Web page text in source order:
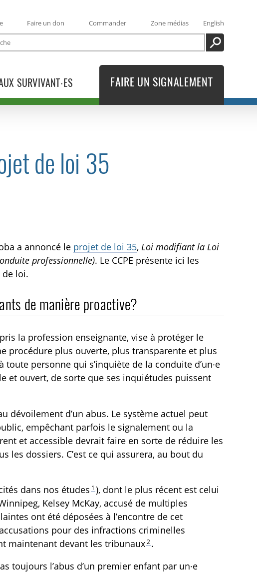
SURVIVANT·ES
Faire un don Commander Zone médias
English
RECHERCHE
FAIRE UN SIGNALEMENT
de loi 35
a annoncé le projet de loi 35,Loi modifiant la Loi
professionnelle). Le CCPE présente ici les
loi.
de manière proactive?
la profession enseignante, vise à protéger le
procédure plus ouverte, plus transparente et plus
personne qui s’inquiète de la conduite d’un·e
et ouvert, de sorte que ses inquiétudes puissent
dévoilement d’un abus. Le système actuel peut
empêchant parfois le signalement ou la
et accessible devrait faire en sorte de réduire les
les dossiers. C’est ce qui assurera, au bout du
dans nos études 1 ), dont le plus récent est celui
Kelsey McKay, accusé de multiples
ont été déposées à l’encontre de cet
pour des infractions criminelles
maintenant devant les tribunaux2.
toujours l’abus d’un premier enfant par un·e